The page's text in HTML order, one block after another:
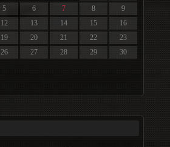
5 6 7 8
9
12 13 14 15
16
19 20 21 22
23
26 27 28 29
30